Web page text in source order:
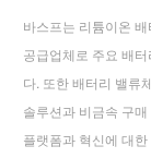
바스프는 리튬이온
공급업체로 주요 배
다. 또한 배터리 밸류
솔루션과 비금속 구
플랫폼과 혁신에 대